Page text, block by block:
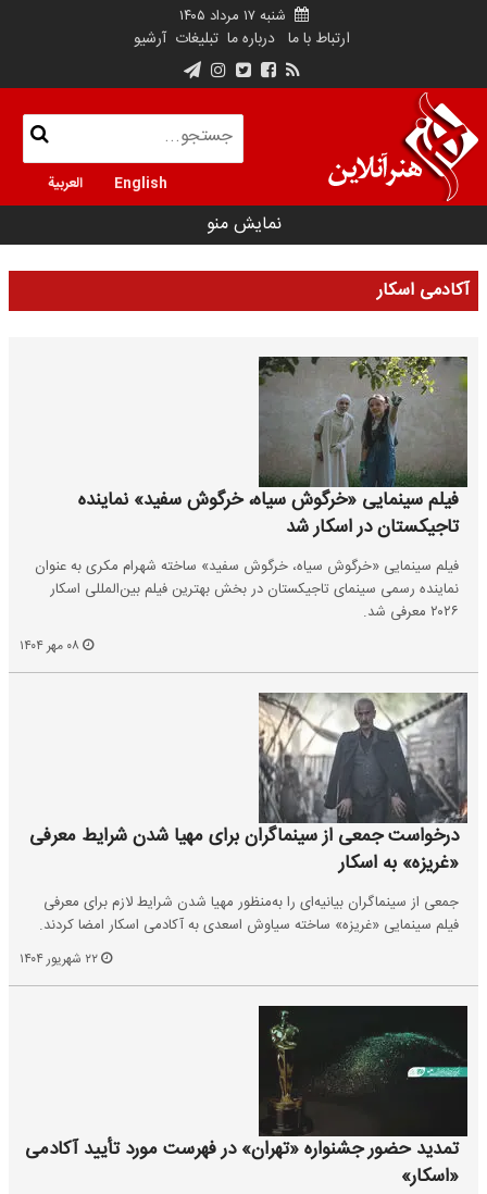
شنبه ۱۷ مرداد ۱۴۰۵
ارتباط با ما درباره ما تبلیغات آرشیو
English العربية
نمایش منو
آکادمی اسکار
فیلم سینمایی «خرگوش سیاه، خرگوش سفید» نماینده
تاجیکستان در اسکار شد
فیلم سینمایی «خرگوش سیاه، خرگوش سفید» ساخته شهرام مکری به عنوان
نماینده رسمی سینمای تاجیکستان در بخش بهترین فیلم بین‌المللی اسکار
۲۰۲۶ معرفی شد.
درخواست جمعی از سینماگران برای مهیا شدن شرایط معرفی
«غریزه» به اسکار
جمعی از سینماگران بیانیه‌ای را به‌منظور مهیا شدن شرایط لازم برای معرفی
فیلم سینمایی «غریزه» ساخته سیاوش اسعدی به آکادمی اسکار امضا کردند.
تمدید حضور جشنواره «تهران» در فهرست مورد تأیید آکادمی
«اسکار»